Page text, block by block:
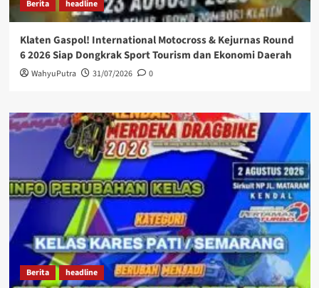
Berita headline
Klaten Gaspol! International Motocross & Kejurnas Round
6 2026 Siap Dongkrak Sport Tourism dan Ekonomi Daerah
WahyuPutra 31/07/2026 0
Berita headline